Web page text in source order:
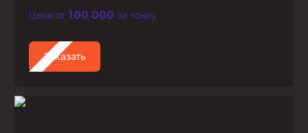
Цена от 100 000 за тонну
Заказать